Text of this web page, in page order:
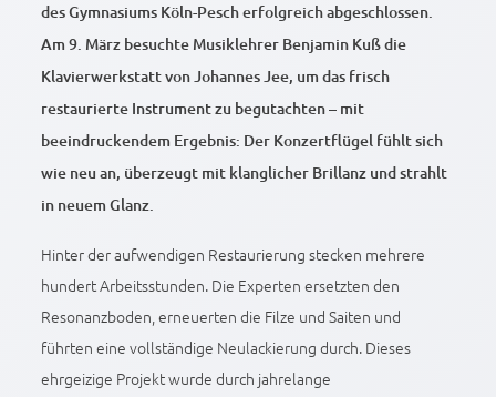
des Gymnasiums Köln-Pesch erfolgreich abgeschlossen.
Am 9. März besuchte Musiklehrer Benjamin Kuß die
Klavierwerkstatt von Johannes Jee, um das frisch
restaurierte Instrument zu begutachten – mit
beeindruckendem Ergebnis: Der Konzertflügel fühlt sich
wie neu an, überzeugt mit klanglicher Brillanz und strahlt
in neuem Glanz.
Hinter der aufwendigen Restaurierung stecken mehrere
hundert Arbeitsstunden. Die Experten ersetzten den
Resonanzboden, erneuerten die Filze und Saiten und
führten eine vollständige Neulackierung durch. Dieses
ehrgeizige Projekt wurde durch jahrelange